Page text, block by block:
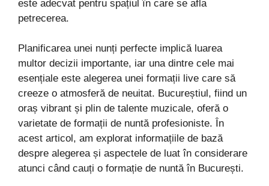
este adecvat pentru spațiul în care se afla
petrecerea.
Planificarea unei nunți perfecte implică luarea
multor decizii importante, iar una dintre cele mai
esențiale este alegerea unei formații live care să
creeze o atmosferă de neuitat. Bucureștiul, fiind un
oraș vibrant și plin de talente muzicale, oferă o
varietate de formații de nuntă profesioniste. În
acest articol, am explorat informațiile de bază
despre alegerea și aspectele de luat în considerare
atunci când cauți o formație de nuntă în București.